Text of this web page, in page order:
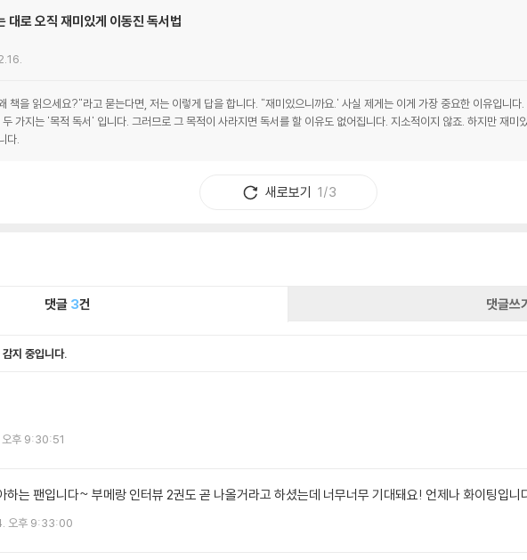
대로 오직 재미있게 이동진 독서법
책을 읽으세요?"라고 묻는다면, 저는 이렇게 답을 합니다. "재미있으니까요.' 사실 제게는 이게 가장 중요한 이유입니다
가지는 '목적 독서' 입니다. 그러므로 그 목적이 사라지면 독서를 할 이유도 없어집니다. 지소적이지 않죠. 하지만 재미
다.
새로보기 1/3
댓글 3건 댓글쓰
지 중입니다.
후 9:30:51
하는 팬입니다~ 부메랑 인터뷰 2권도 곧 나올거라고 하셨는데 너무너무 기대돼요! 언제나 화이팅입니
오후 9:33:00